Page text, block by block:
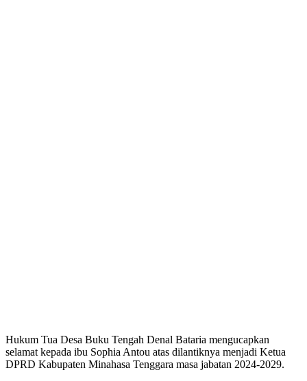
Hukum Tua Desa Buku Tengah Denal Bataria mengucapkan
selamat kepada ibu Sophia Antou atas dilantiknya menjadi Ketua
DPRD Kabupaten Minahasa Tenggara masa jabatan 2024-2029.